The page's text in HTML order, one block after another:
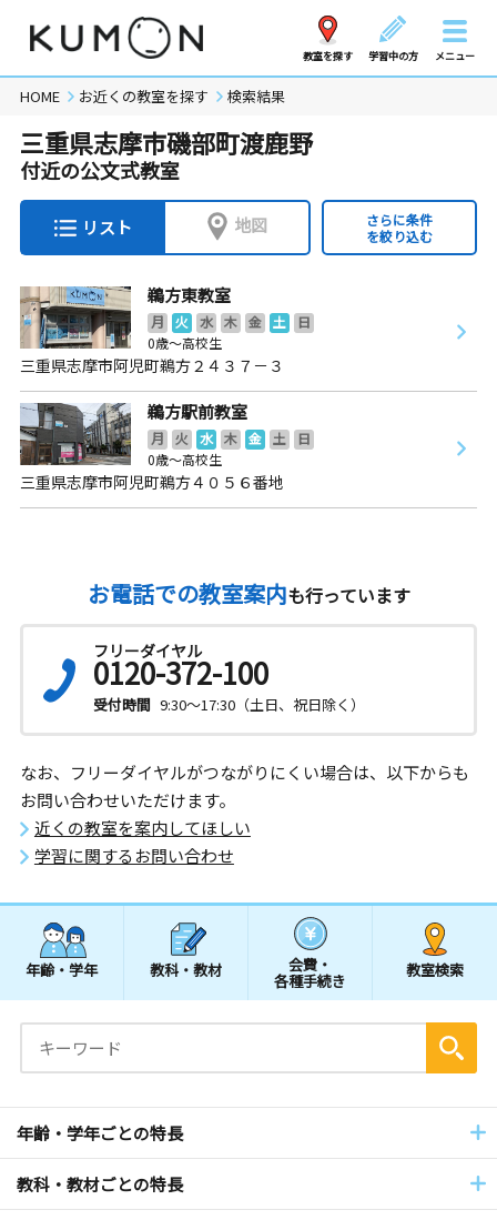
教室を探す 学習中の方 メニュー
HOME お近くの教室を探す 検索結果
三重県志摩市磯部町渡鹿野
付近の公文式教室
リスト 地図
さらに条件
を絞り込む
鵜方東教室
月 火 水 木 金 土
日
0歳～高校生
三重県志摩市阿児町鵜方２４３７－３
鵜方駅前教室
月 火 水 木 金 土
日
0歳～高校生
三重県志摩市阿児町鵜方４０５６番地
お電話での教室案内も行っています
フリーダイヤル
0120-372-100
受付時間 9:30～17:30（土日、祝日除く）
なお、フリーダイヤルがつながりにくい場合は、以下からも
お問い合わせいただけます。
近くの教室を案内してほしい
学習に関するお問い合わせ
年齢・学年 教科・教材 会費・
各種手続き
教室検索
年齢・学年ごとの特長
教科・教材ごとの特長